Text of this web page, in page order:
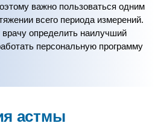
важно пользоваться одним
всего периода измерений.
определить наилучший
персональную программу
астмы